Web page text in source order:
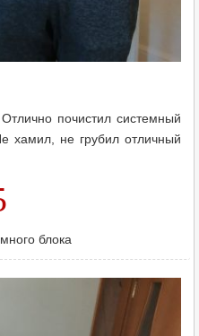
почистил системный
хамил, не грубил отличный
блока